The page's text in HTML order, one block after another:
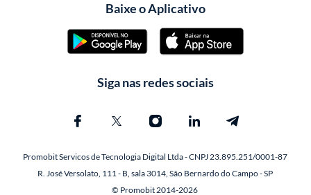
Baixe o Aplicativo
Siga nas redes sociais
Promobit Servicos de Tecnologia Digital Ltda - CNPJ 23.895.251/0001-87
R. José Versolato, 111 - B, sala 3014, São Bernardo do Campo - SP
© Promobit 2014-2026